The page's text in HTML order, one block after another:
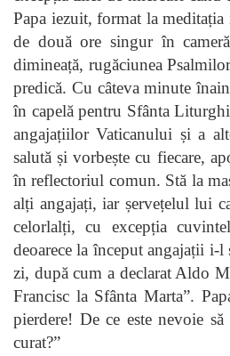
Papa iezuit, format la
de două ore singur în
dimineață, rugăciunea
predică. Cu câteva minute
în capelă pentru Sfânta
angajațiilor Vaticanului și a
salută și vorbește cu fiecare,
în reflectoriul comun. Stă la
alți angajați, iar șervețelul lui
celorlalți, cu excepția
deoarece la început angajații i-
zi, după cum a declarat Aldo
Francisc la Sfânta Marta”.
pierdere! De ce este nevoie
curat?”